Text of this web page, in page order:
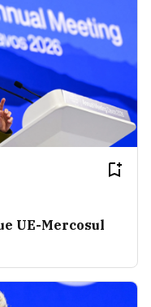
UE-Mercosul